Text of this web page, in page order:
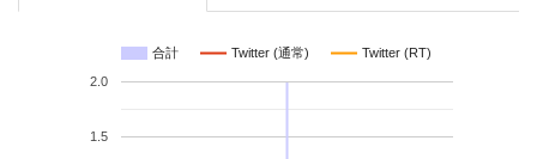
合計 Twitter (通常) Twitter (RT)
1.5
2.0